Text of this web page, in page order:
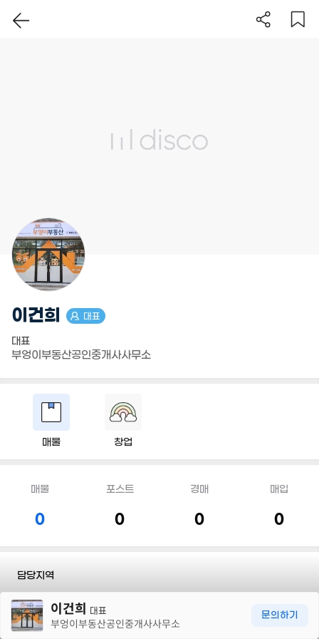
이건희 대표
대표
부엉이부동산공인중개사사무소
매물 창업
매물
0
포스트
0
경매
0
매입
0
담당지역
전화 이건희 대표
부엉이부동산공인중개사사무소
문의하기